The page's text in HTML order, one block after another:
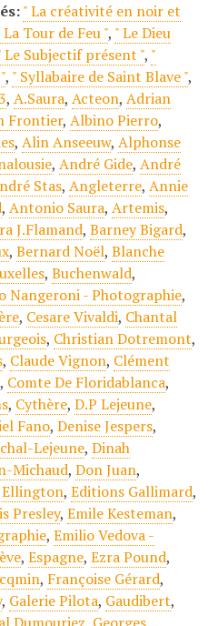
" La créativité en noir et
La Tour de Feu ", " Le Dieu
Le Subjectif présent ", "
, " Syllabaire de Saint Blave ",
, A.Saura, Acteon, Adrian
Frontier, Albino Pierro,
, Alin Anseeuw, Alphonse
, André Gide, André
Stas, Angleterre, Annie
, Antonio Saura, Artemis,
J.Flamand, Barney Bigard,
, Bernard Noël, Blanche
, Buchenwald,
Nangeroni - Photographie,
, Cesare Vivaldi, Chantal
, Christian Dotremont,
, Claude Vignon, Clément
, Comte De Floridablanca,
, Cythère, D.P Lejeune,
Fano, Denise Jespers,
Lejeune, Dinah
Michaud, Don Juan,
Ellington, Editions Gallimard,
Presley, Emile Kesteman,
, Emilio Vedova -
, Espagne, Ezra Pound,
, Françoise Gérard,
, Galerie Pilota, Gaudibert,